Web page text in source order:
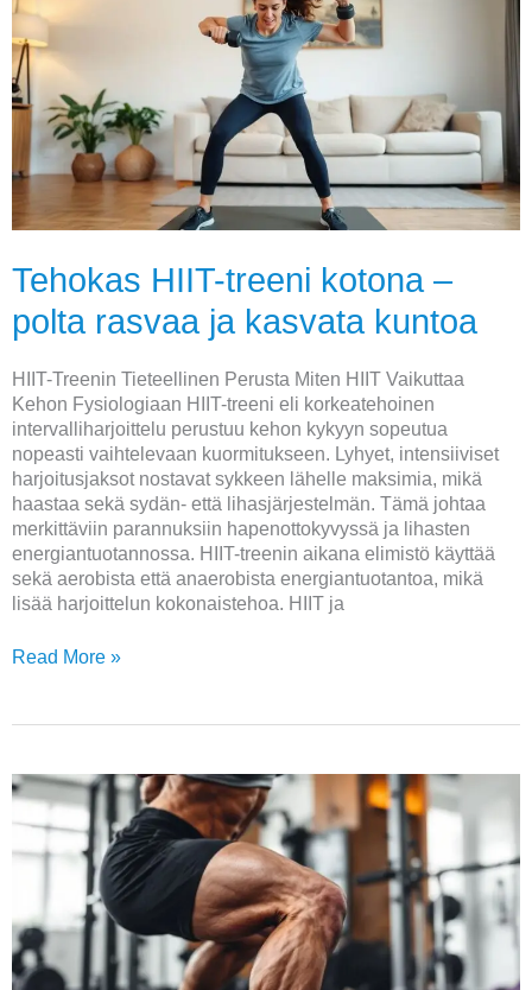
Tehokas HIIT-treeni kotona –
polta rasvaa ja kasvata kuntoa
HIIT-Treenin Tieteellinen Perusta Miten HIIT Vaikuttaa
Kehon Fysiologiaan HIIT-treeni eli korkeatehoinen
intervalliharjoittelu perustuu kehon kykyyn sopeutua
nopeasti vaihtelevaan kuormitukseen. Lyhyet, intensiiviset
harjoitusjaksot nostavat sykkeen lähelle maksimia, mikä
haastaa sekä sydän- että lihasjärjestelmän. Tämä johtaa
merkittäviin parannuksiin hapenottokyvyssä ja lihasten
energiantuotannossa. HIIT-treenin aikana elimistö käyttää
sekä aerobista että anaerobista energiantuotantoa, mikä
lisää harjoittelun kokonaistehoa. HIIT ja
HIIT-
treeni
kotona
–
polta
rasvaa
kasvata
kuntoa
Read More »
Mitä
lihaksia
kyykky
kehittää
se
parantaa
treenituloksia?